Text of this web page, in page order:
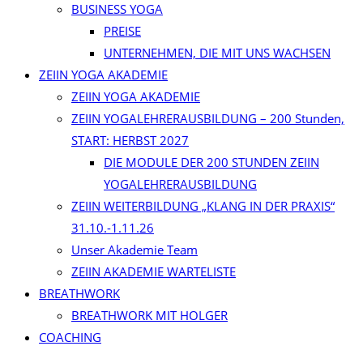
BUSINESS YOGA
PREISE
UNTERNEHMEN, DIE MIT UNS WACHSEN
ZEIIN YOGA AKADEMIE
ZEIIN YOGA AKADEMIE
ZEIIN YOGALEHRERAUSBILDUNG – 200 Stunden,
START: HERBST 2027
DIE MODULE DER 200 STUNDEN ZEIIN
YOGALEHRERAUSBILDUNG
ZEIIN WEITERBILDUNG „KLANG IN DER PRAXIS“
31.10.-1.11.26
Unser Akademie Team
ZEIIN AKADEMIE WARTELISTE
BREATHWORK
BREATHWORK MIT HOLGER
COACHING